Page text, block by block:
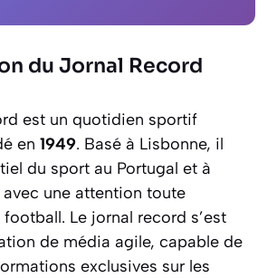
du Jornal Record
est un quotidien sportif
en 1949. Basé à Lisbonne, il
du sport au Portugal et à
avec une attention toute
Le jornal record s’est
de média agile, capable de
exclusives sur les